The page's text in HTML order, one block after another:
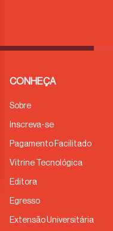
CONHEÇA
Sobre
Inscreva-se
Pagamento Facilitado
Vitrine Tecnológica
Editora
Egresso
Extensão Universitária